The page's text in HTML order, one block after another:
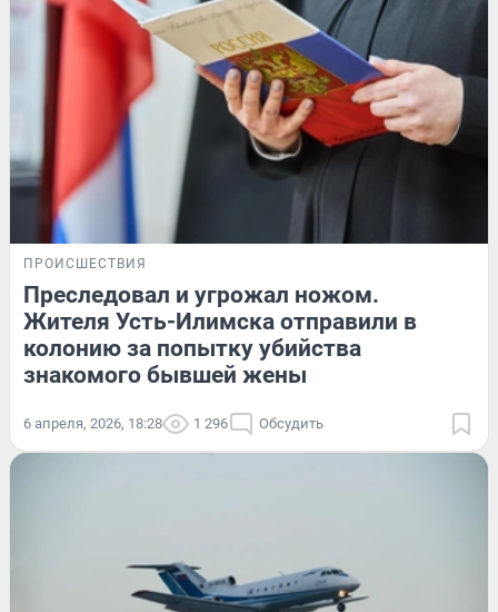
ПРОИСШЕСТВИЯ
Преследовал и угрожал ножом.
Жителя Усть-Илимска отправили в
колонию за попытку убийства
знакомого бывшей жены
6 апреля, 2026, 18:28 1 296 Обсудить